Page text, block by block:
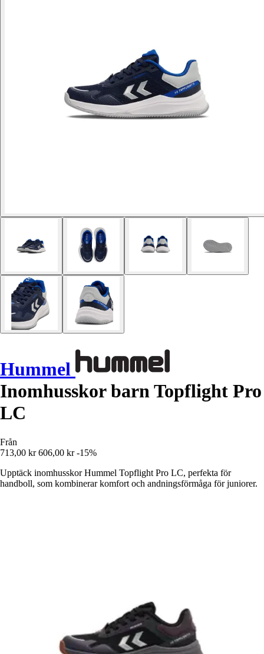
Hummel
Inomhusskor barn Topflight Pro
LC
Från
713,00 kr 606,00 kr -15%
Upptäck inomhusskor Hummel Topflight Pro LC, perfekta för
handboll, som kombinerar komfort och andningsförmåga för juniorer.